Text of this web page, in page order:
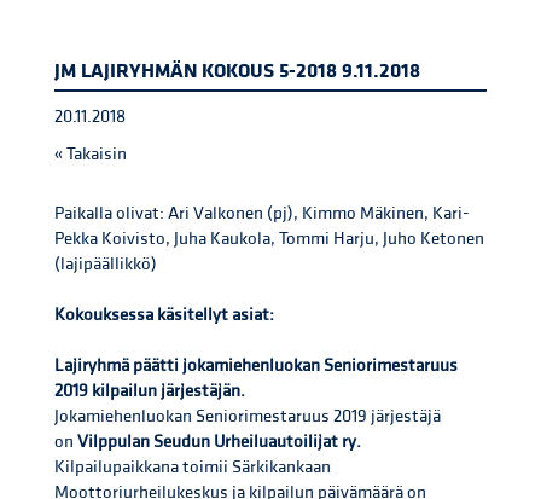
JM LAJIRYHMÄN KOKOUS 5-2018 9.11.2018
20.11.2018
« Takaisin
Paikalla olivat: Ari Valkonen (pj), Kimmo Mäkinen, Kari-
Pekka Koivisto, Juha Kaukola, Tommi Harju, Juho Ketonen
(lajipäällikkö)
Kokouksessa käsitellyt asiat:
Lajiryhmä päätti jokamiehenluokan Seniorimestaruus
2019 kilpailun järjestäjän.
Jokamiehenluokan Seniorimestaruus 2019 järjestäjä
on Vilppulan Seudun Urheiluautoilijat ry.
Kilpailupaikkana toimii Särkikankaan
Moottoriurheilukeskus ja kilpailun päivämäärä on